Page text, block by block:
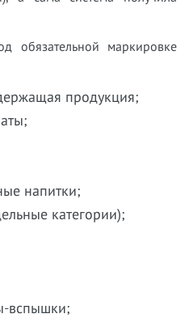
обязательной маркировке
продукция;
напитки;
категории);
вспышки;